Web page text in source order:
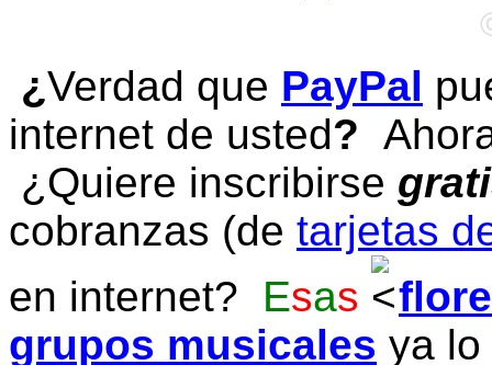
¿Verdad que PayPal
internet de usted?
¿Quiere inscribirse
cobranzas (de tarjetas
en internet? Esas
grupos musicales ya